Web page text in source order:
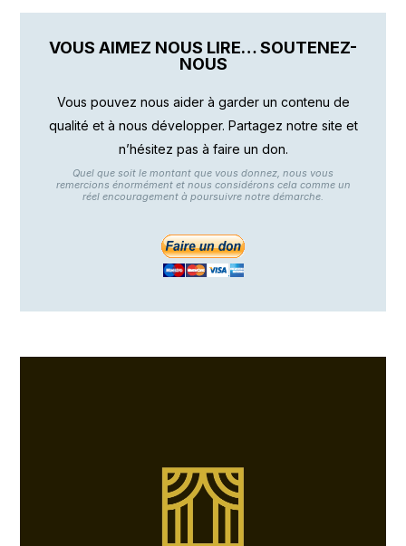
VOUS AIMEZ NOUS LIRE… SOUTENEZ-
NOUS
Vous pouvez nous aider à garder un contenu de
qualité et à nous développer. Partagez notre site et
n’hésitez pas à faire un don.
Quel que soit le montant que vous donnez, nous vous
remercions énormément et nous considérons cela comme un
réel encouragement à poursuivre notre démarche.